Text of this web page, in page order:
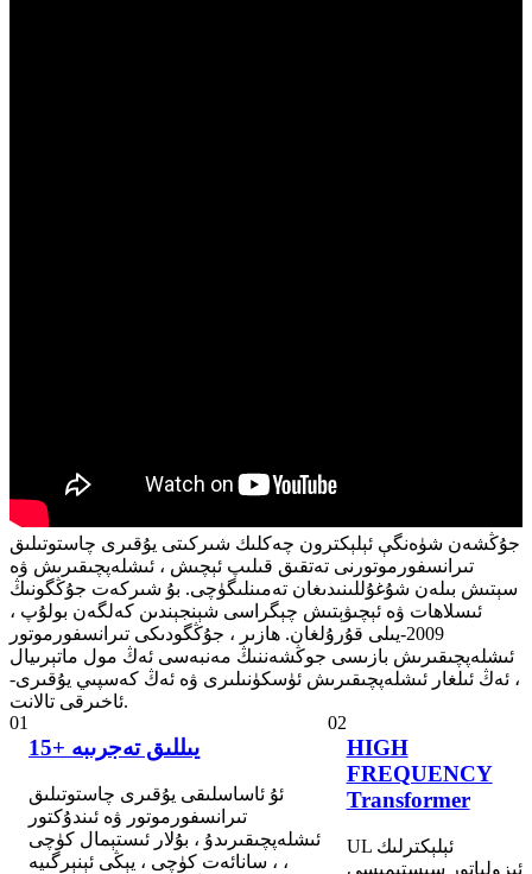
جۇڭشەن شۈەنگې ئېلېكترون چەكلىك شىركىتى يۇقىرى چاستوتىلىق
تىرانسفورموتورنى تەتقىق قىلىپ ئېچىش ، ئىشلەپچىقىرىش ۋە
سېتىش بىلەن شۇغۇللىنىدىغان تەمىنلىگۈچى. بۇ شىركەت جۇڭگونىڭ
ئىسلاھات ۋە ئېچىۋېتىش چېگراسى شېنجېندىن كەلگەن بولۇپ ،
2009-يىلى قۇرۇلغان. ھازىر ، جۇڭگودىكى تىرانسفورموتور
ئىشلەپچىقىرىش بازىسى جوڭشەننىڭ مەنبەسى ئەڭ مول ماتېرىيال
، ئەڭ ئىلغار ئىشلەپچىقىرىش ئۈسكۈنىلىرى ۋە ئەڭ كەسپىي يۇقىرى-
ئاخىرقى تالانت.
01
15+ يىللىق تەجرىبە
ئۇ ئاساسلىقى يۇقىرى چاستوتىلىق
تىرانسفورموتور ۋە ئىندۇكتور
ئىشلەپچىقىرىدۇ ، بۇلار ئىستېمال كۈچى
، سانائەت كۈچى ، يېڭى ئېنېرگىيە ،
02
HIGH
FREQUENCY
Transformer
UL ئېلېكترلىك
ئىزولياتور سىستېمىسى